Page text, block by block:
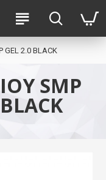
GEL 2.0 BLACK
SMP